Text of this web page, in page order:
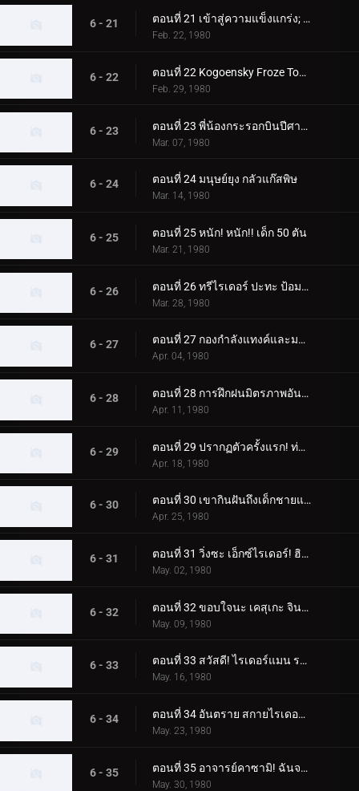
6 - 21 ตอนที่ 21 เข้าสู่ความแข็งแกร่ง; สองคนขี่ปะทะ สัตว์ประหลาดที่น่าเกรงขามสองตัว
Feb. 22, 1980
6 - 22 ตอนที่ 22 Kogoensky Froze Tokyo 5 วินาทีที่แล้ว
Feb. 29, 1980
6 - 23 ตอนที่ 23 พี่น้องกระรอกบินปีศาจและนักขี่สองคน
Mar. 07, 1980
6 - 24 ตอนที่ 24 มนุษย์ยุง กลัวแก๊สพิษ
Mar. 14, 1980
6 - 25 ตอนที่ 25 หนัก! หนัก!! เด็ก 50 ตัน
Mar. 21, 1980
6 - 26 ตอนที่ 26 ทรีไรเดอร์ ปะทะ ป้อมปราการโรงเรียนของนีโอช็อคเกอร์
Mar. 28, 1980
6 - 27 ตอนที่ 27 กองกำลังแทงค์และมอนสเตอร์ เจเนอเรชั่นที่ 2 เต็มกำลังของนักขี่ทั้งแปดคน
Apr. 04, 1980
6 - 28 ตอนที่ 28 การฝึกฝนมิตรภาพอันยิ่งใหญ่ของนักขี่ทั้งแปด
Apr. 11, 1980
6 - 29 ตอนที่ 29 ปรากฏตัวครั้งแรก! ท่าจบที่เสริมความแข็งแกร่งของ Skyrider
Apr. 18, 1980
6 - 30 ตอนที่ 30 เขากินฝันถึงเด็กชายแปลกหน้าที่มาจากอเมซอน
Apr. 25, 1980
6 - 31 ตอนที่ 31 วิ่งซะ เอ็กซ์ไรเดอร์! ฮิโรชิ สึคุบะ! อย่าตาย!!
May. 02, 1980
6 - 32 ตอนที่ 32 ขอบใจนะ เคสุเกะ จิน! ทิ้งการโจมตีครั้งสุดท้ายไว้ที่ฉัน!!
May. 09, 1980
6 - 33 ตอนที่ 33 สวัสดี! ไรเดอร์แมน ระวังเนซึระแมนด้วย
May. 16, 1980
6 - 34 ตอนที่ 34 อันตราย สกายไรเดอร์! เขามาแล้ว! คาซามิ ชิโระ!!
May. 23, 1980
6 - 35 ตอนที่ 35 อาจารย์คาซามิ! ฉันจะจับแก๊งปลาหมึกยักษ์!!
May. 30, 1980